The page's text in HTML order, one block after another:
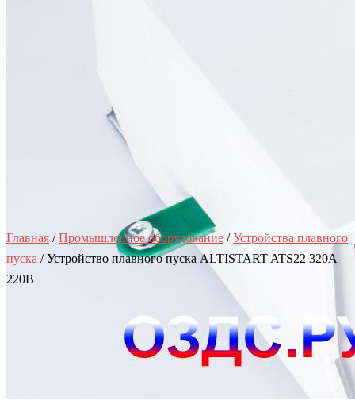
Главная /Промышленное оборудование /Устройства плавного
пуска / Устройство плавного пуска ALTISTART ATS22 320A
220В